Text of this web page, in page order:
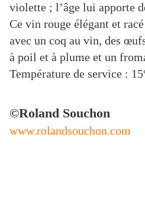
violette ; l’âge lui apporte
Ce vin rouge élégant et
avec un coq au vin, des
à poil et à plume et un
Température de service :
©Roland Souchon
www.rolandsouchon.com